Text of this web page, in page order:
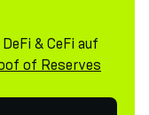
& CeFi auf
of Reserves